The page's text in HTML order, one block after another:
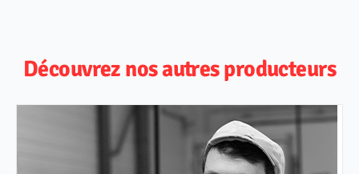
Découvrez nos autres producteurs